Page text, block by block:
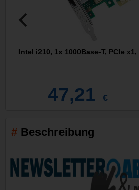
Intel i210, 1x 1000Base-T, PCIe x1,
47,21 €
Beschreibung